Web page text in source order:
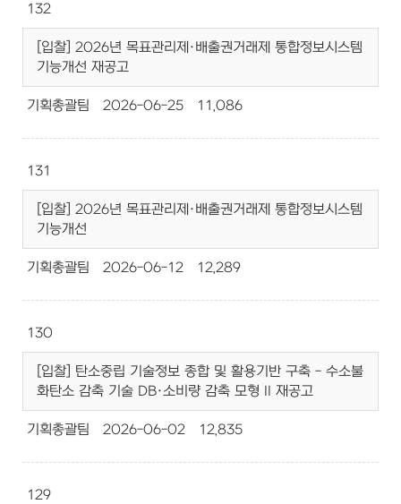
132
[입찰] 2026년 목표관리제·배출권거래제 통합정보시스템
기능개선 재공고
기획총괄팀 2026-06-25 11,086
131
[입찰] 2026년 목표관리제·배출권거래제 통합정보시스템
기능개선
기획총괄팀 2026-06-12 12,289
130
[입찰] 탄소중립 기술정보 종합 및 활용기반 구축 - 수소불
화탄소 감축 기술 DB·소비량 감축 모형 II 재공고
기획총괄팀 2026-06-02 12,835
129